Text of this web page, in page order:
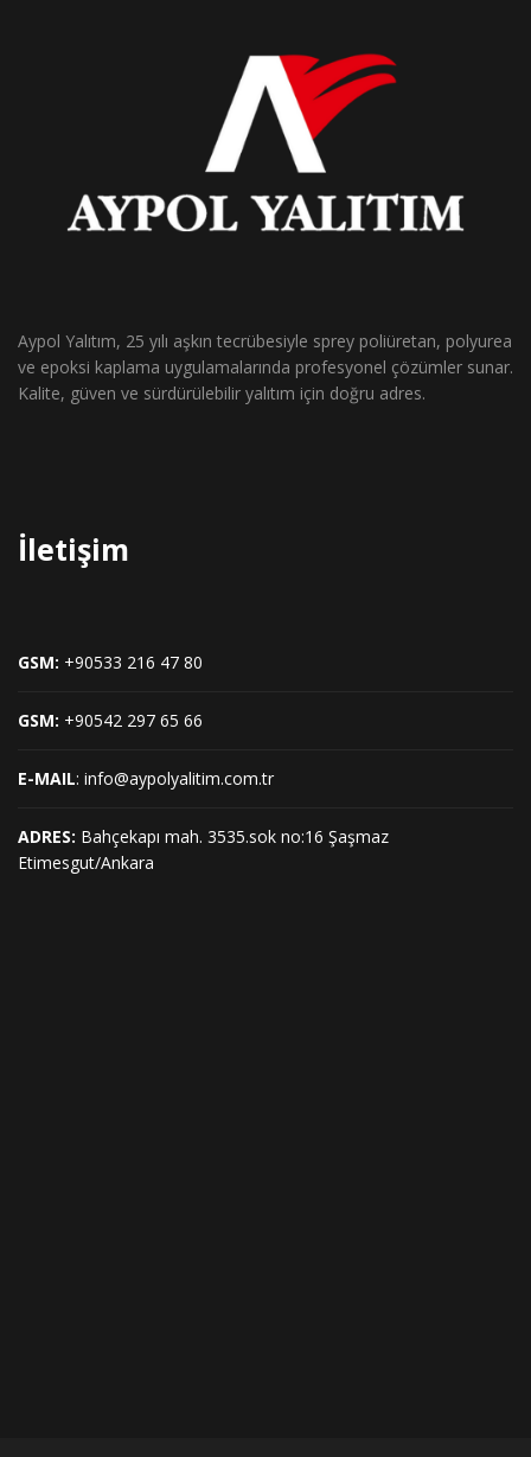
Aypol Yalıtım, 25 yılı aşkın tecrübesiyle sprey poliüretan, polyurea
ve epoksi kaplama uygulamalarında profesyonel çözümler sunar.
Kalite, güven ve sürdürülebilir yalıtım için doğru adres.
İletişim
GSM: +90533 216 47 80
GSM: +90542 297 65 66
E-MAIL: info@aypolyalitim.com.tr
ADRES: Bahçekapı mah. 3535.sok no:16 Şaşmaz
Etimesgut/Ankara